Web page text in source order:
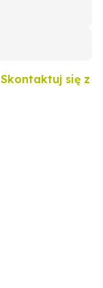
Skontaktuj się z